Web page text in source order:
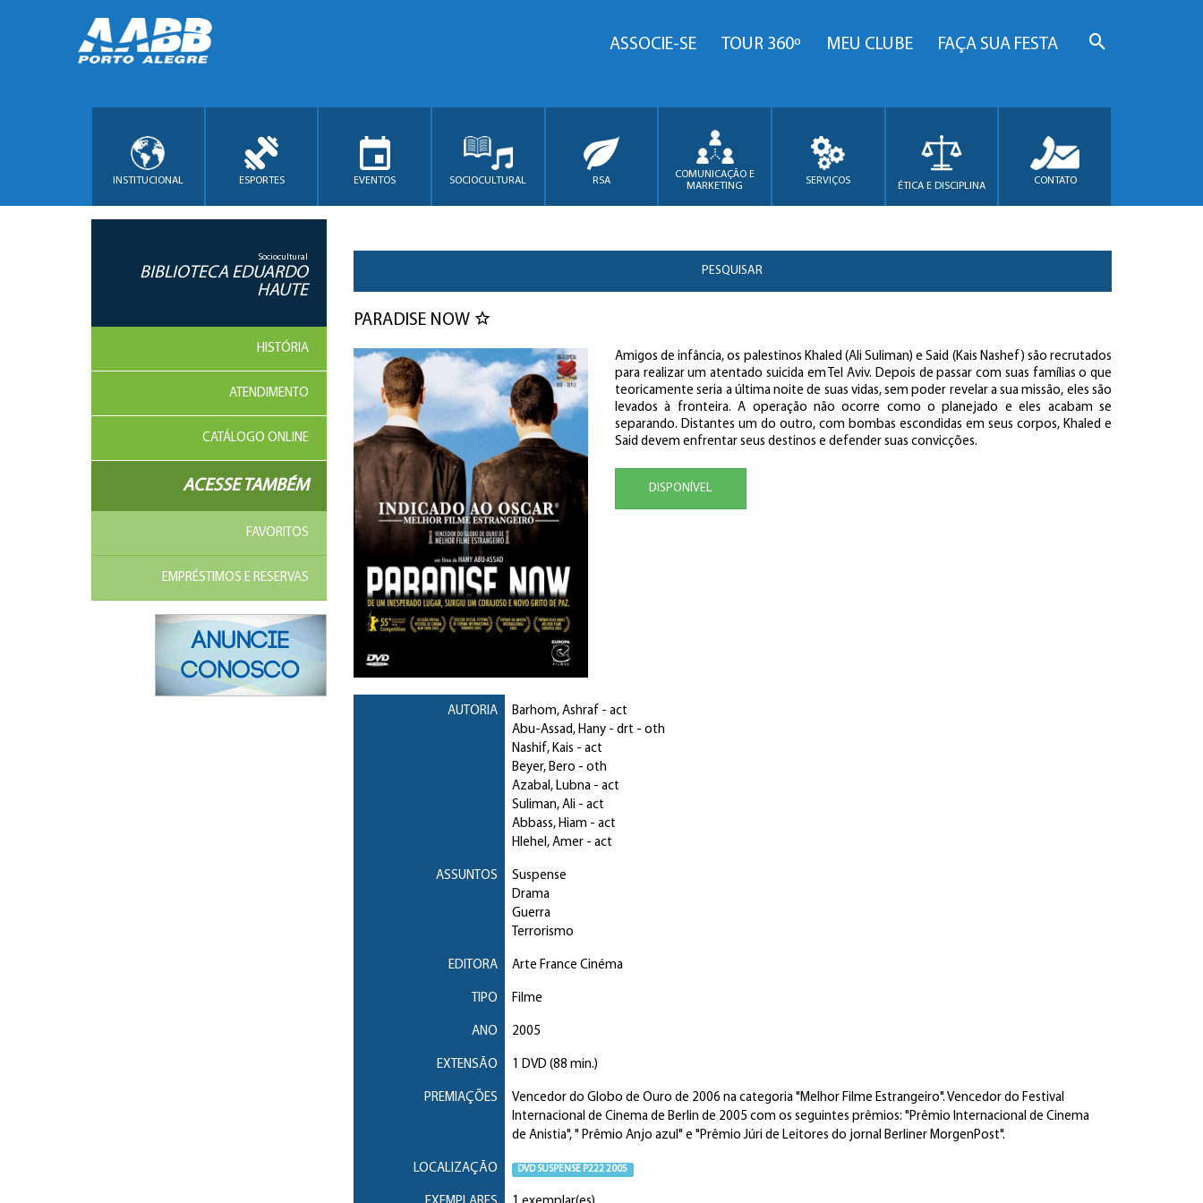
ASSOCIE-SE TOUR 360º MEU CLUBE FAÇA SUA FESTA
INSTITUCIONAL ESPORTES EVENTOS SOCIOCULTURAL RSA
COMUNICAÇÃO E
MARKETING
SERVIÇOS ÉTICA E DISCIPLINA CONTATO
Sociocultural
BIBLIOTECA EDUARDO
HAUTE
HISTÓRIA
ATENDIMENTO
CATÁLOGO ONLINE
ACESSE TAMBÉM
FAVORITOS
EMPRÉSTIMOS E RESERVAS
PESQUISAR
PARADISE NOW
Amigos de infância, os palestinos Khaled (Ali Suliman) e Said (Kais Nashef) são recrutados
para realizar um atentado suicida em Tel Aviv. Depois de passar com suas famílias o que
teoricamente seria a última noite de suas vidas, sem poder revelar a sua missão, eles são
levados à fronteira. A operação não ocorre como o planejado e eles acabam se
separando. Distantes um do outro, com bombas escondidas em seus corpos, Khaled e
Said devem enfrentar seus destinos e defender suas convicções.
DISPONÍVEL
AUTORIA Barhom, Ashraf - act
Abu-Assad, Hany- drt - oth
Nashif, Kais - act
Beyer, Bero - oth
Azabal, Lubna- act
Suliman, Ali - act
Abbass, Hiam - act
Hlehel, Amer- act
ASSUNTOS
Suspense
Drama
Guerra
Terrorismo
EDITORA Arte France Cinéma
TIPO Filme
ANO 2005
EXTENSÃO 1 DVD (88 min.)
PREMIAÇÕES
Vencedor do Globo de Ouro de 2006 na categoria "Melhor Filme Estrangeiro". Vencedor do Festival
Internacional de Cinema de Berlin de 2005 com os seguintes prêmios: "Prêmio Internacional de Cinema
de Anistia", " Prêmio Anjo azul" e "Prêmio Júri de Leitores do jornal Berliner MorgenPost".
LOCALIZAÇÃO DVD SUSPENSE P222 2005